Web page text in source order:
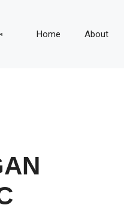
Home About